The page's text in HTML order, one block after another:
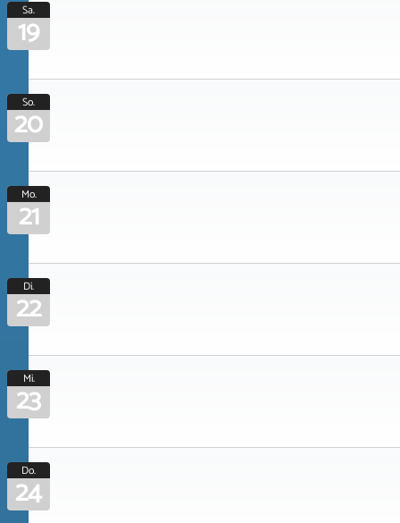
Sa.
19
So.
20
Mo.
21
Di.
22
Mi.
23
Do.
24